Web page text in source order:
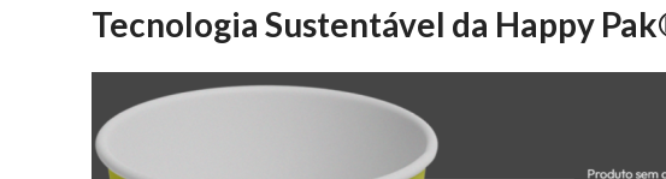
Tecnologia Sustentável da Happy